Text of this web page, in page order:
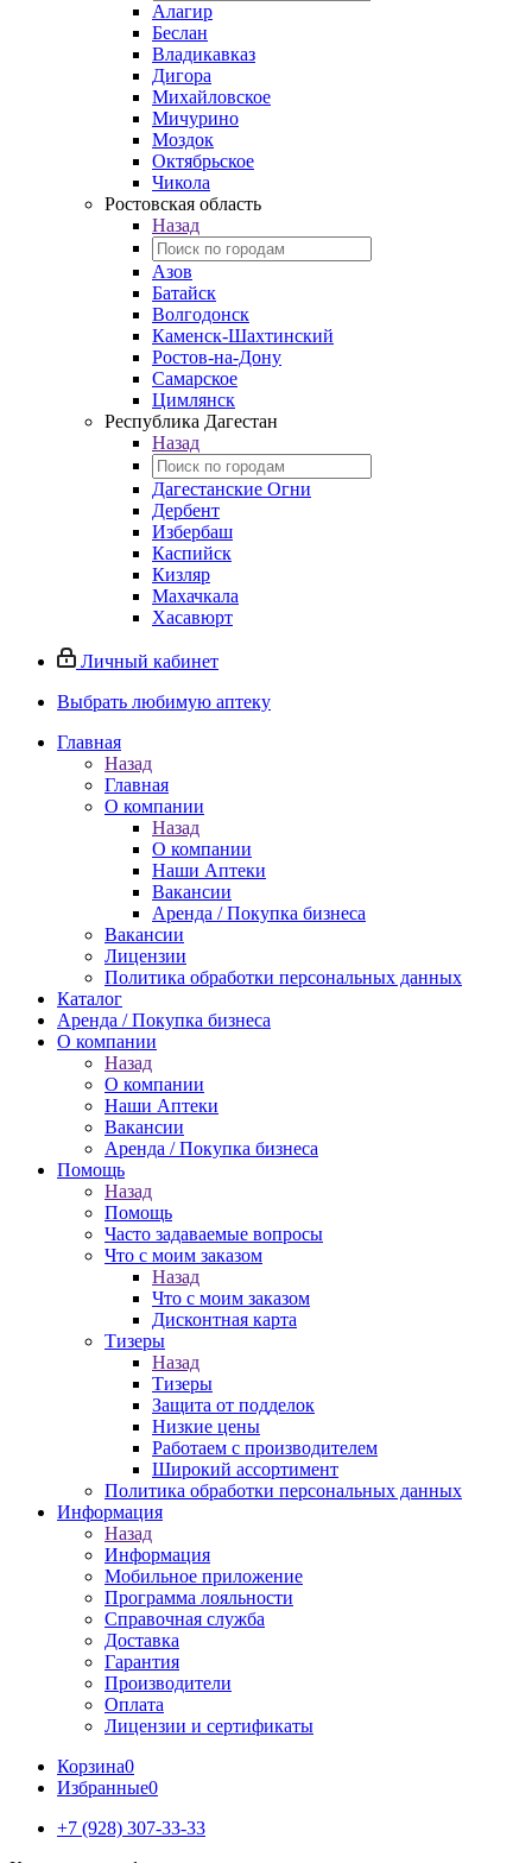
Алагир
Беслан
Владикавказ
Дигора
Михайловское
Мичурино
Моздок
Октябрьское
Чикола
Ростовская область
Назад
Азов
Батайск
Волгодонск
Каменск-Шахтинский
Ростов-на-Дону
Самарское
Цимлянск
Республика Дагестан
Назад
Дагестанские Огни
Дербент
Избербаш
Каспийск
Кизляр
Махачкала
Хасавюрт
Личный кабинет
Выбрать любимую аптеку
Главная
Назад
Главная
О компании
Назад
О компании
Наши Аптеки
Вакансии
Аренда / Покупка бизнеса
Вакансии
Лицензии
Политика обработки персональных данных
Каталог
Аренда / Покупка бизнеса
О компании
Назад
О компании
Наши Аптеки
Вакансии
Аренда / Покупка бизнеса
Помощь
Назад
Помощь
Часто задаваемые вопросы
Что с моим заказом
Назад
Что с моим заказом
Дисконтная карта
Тизеры
Назад
Тизеры
Защита от подделок
Низкие цены
Работаем с производителем
Широкий ассортимент
Политика обработки персональных данных
Информация
Назад
Информация
Мобильное приложение
Программа лояльности
Справочная служба
Доставка
Гарантия
Производители
Оплата
Лицензии и сертификаты
Корзина0
Избранные0
+7 (928) 307-33-33